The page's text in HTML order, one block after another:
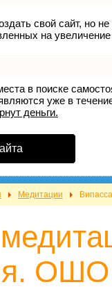
свой сайт, но
на
в поиске
уже в
деньги.
Медитации
ОШО